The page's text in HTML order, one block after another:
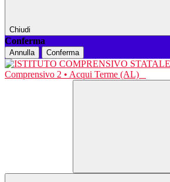
Chiudi
Conferma
Annulla Conferma
Comprensivo 2 • Acqui Terme (AL)